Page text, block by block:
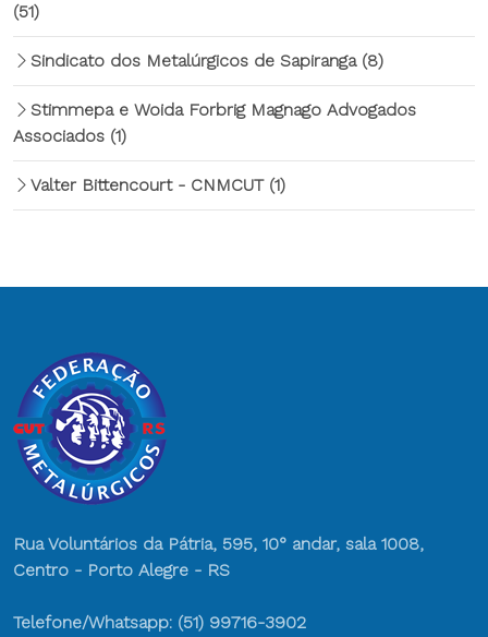
(51)
Sindicato dos Metalúrgicos de Sapiranga (8)
Stimmepa e Woida Forbrig Magnago Advogados
Associados (1)
Valter Bittencourt - CNMCUT (1)
Rua Voluntários da Pátria, 595, 10° andar, sala 1008,
Centro - Porto Alegre - RS
Telefone/Whatsapp: (51) 99716-3902